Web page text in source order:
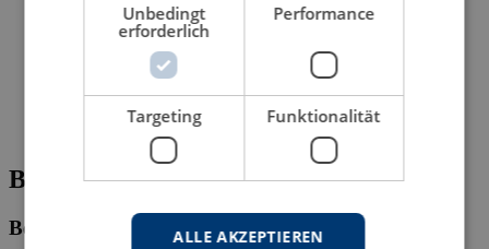
Bitte fehlende Angaben ergänzen
Bestellung des Titels:
Unbedingt
erforderlich
Performance
Targeting Funktionalität
ALLE AKZEPTIEREN